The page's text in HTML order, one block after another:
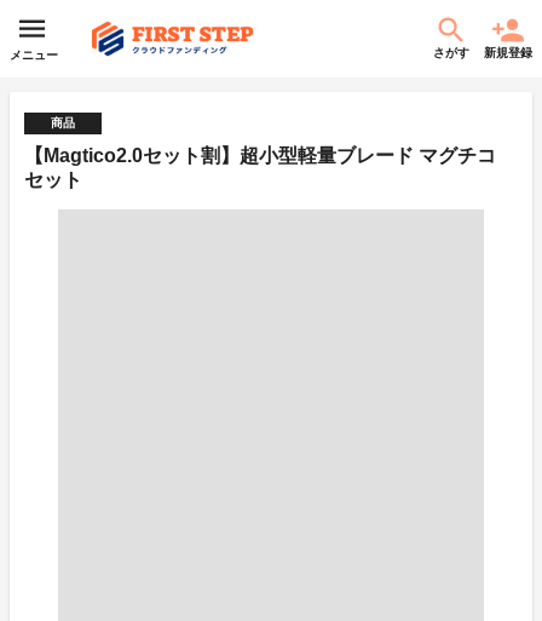
メニュー さがす 新規登録
商品
【Magtico2.0セット割】超小型軽量ブレード マグチコ
セット